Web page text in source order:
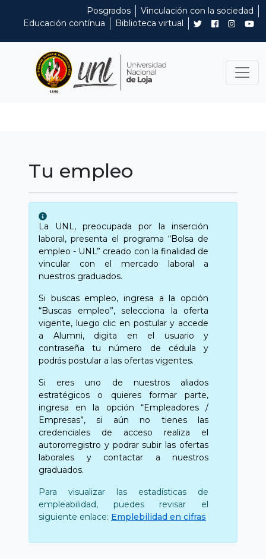
Posgrados
Vinculación con la sociedad
Educación contínua
Biblioteca virtual
Tu empleo
La UNL, preocupada por la inserción
laboral, presenta el programa “Bolsa de
empleo - UNL” creado con la finalidad de
vincular con el mercado laboral a
nuestros graduados.
Si buscas empleo, ingresa a la opción
“Buscas empleo”, selecciona la oferta
vigente, luego clic en postular y accede
a Alumni, digita en el usuario y
contraseña tu número de cédula y
podrás postular a las ofertas vigentes.
Si eres uno de nuestros aliados
estratégicos o quieres formar parte,
ingresa en la opción “Empleadores /
Empresas”, si aún no tienes las
credenciales de acceso realiza el
autororregistro y podrar subir las ofertas
laborales y contactar a nuestros
graduados.
Para visualizar las estadísticas de
empleabilidad, puedes revisar el
siguiente enlace: Emplebilidad en cifras